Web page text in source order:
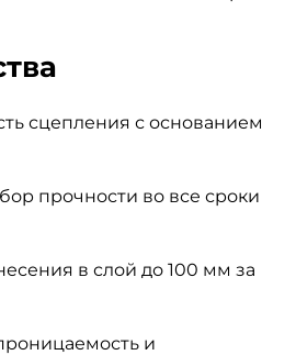
сцепления с основанием
прочности во все сроки
в слой до 100 мм за
и